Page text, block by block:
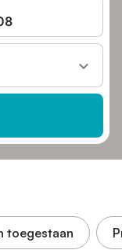
toegestaan